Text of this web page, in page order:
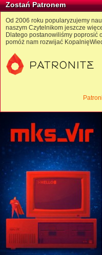
Zostań Patronem
Od 2006 roku popularyzujemy
naszym Czytelnikom jeszcze
Dlatego postanowiliśmy poprosić
pomóż nam rozwijać